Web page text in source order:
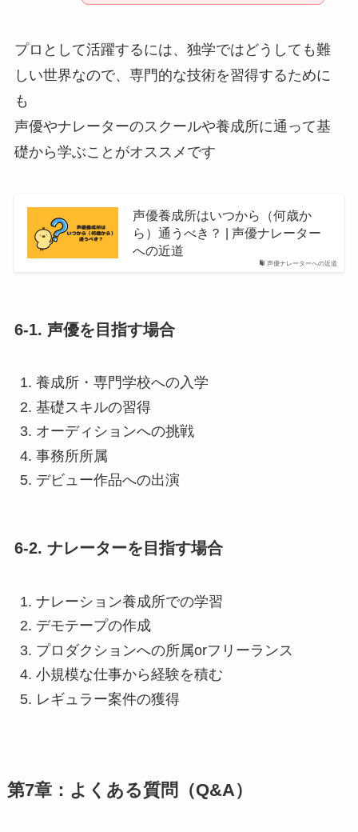
プロとして活躍するには、独学ではどうしても難
しい世界なので、専門的な技術を習得するために
も
声優やナレーターのスクールや養成所に通って基
礎から学ぶことがオススメです
声優ナレーターへの近道
声優養成所はいつから（何歳か
ら）通うべき？ | 声優ナレーター
への近道
6-1. 声優を目指す場合
養成所・専門学校への入学
基礎スキルの習得
オーディションへの挑戦
事務所所属
デビュー作品への出演
6-2. ナレーターを目指す場合
ナレーション養成所での学習
デモテープの作成
プロダクションへの所属orフリーランス
小規模な仕事から経験を積む
レギュラー案件の獲得
第7章：よくある質問（Q&A）